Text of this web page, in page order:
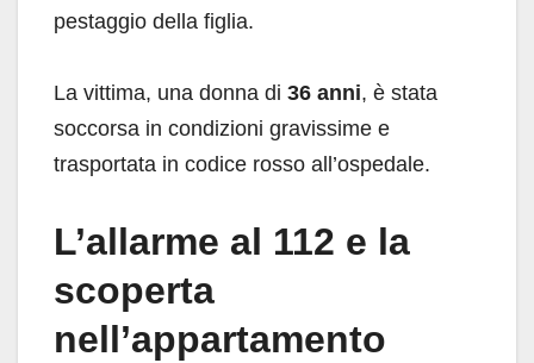
pestaggio della figlia.
La vittima, una donna di 36 anni, è stata
soccorsa in condizioni gravissime e
trasportata in codice rosso all’ospedale.
L’allarme al 112 e la
scoperta
nell’appartamento